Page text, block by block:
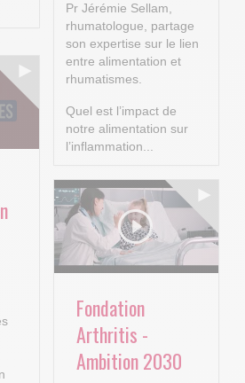
Pr Jérémie Sellam,
rhumatologue, partage
son expertise sur le lien
entre alimentation et
rhumatismes.
Quel est l’impact de
notre alimentation sur
l’inflammation...
Fondation
Arthritis -
Ambition 2030